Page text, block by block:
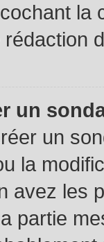
la
un
un
la
avez les
partie